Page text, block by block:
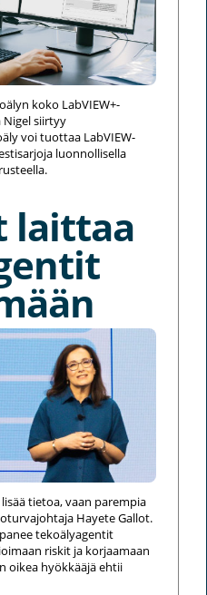
koko LabVIEW+-
Nigel siirtyy
voi tuottaa LabVIEW-
luonnollisella
laittaa
tietoa, vaan parempia
Hayete Gallot.
tekoälyagentit
riskit ja korjaamaan
oikea hyökkääjä ehtii